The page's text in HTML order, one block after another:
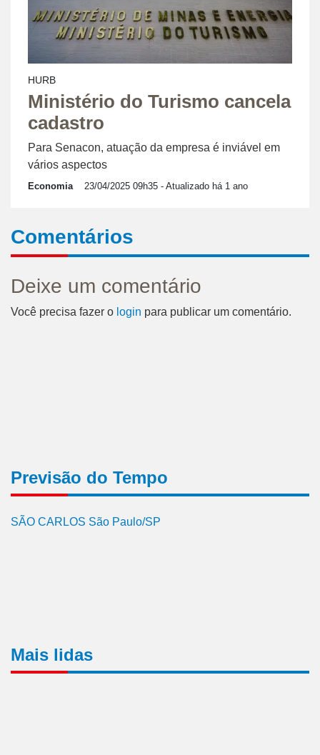
HURB
Ministério do Turismo cancela
cadastro
Para Senacon, atuação da empresa é inviável em
vários aspectos
Economia 23/04/2025 09h35 - Atualizado há 1 ano
Comentários
Deixe um comentário
Você precisa fazer o login para publicar um comentário.
Previsão do Tempo
SÃO CARLOS São Paulo/SP
Mais lidas